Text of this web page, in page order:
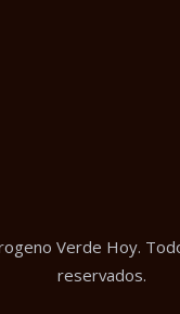
Verde Hoy.
reservados.